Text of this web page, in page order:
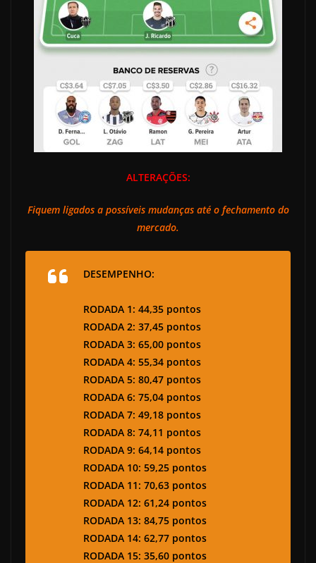
ALTERAÇÕES:
Fiquem ligados a possíveis mudanças até o fechamento do
mercado.
DESEMPENHO:
RODADA 1: 44,35 pontos
RODADA 2: 37,45 pontos
RODADA 3: 65,00 pontos
RODADA 4: 55,34 pontos
RODADA 5: 80,47 pontos
RODADA 6: 75,04 pontos
RODADA 7: 49,18 pontos
RODADA 8: 74,11 pontos
RODADA 9: 64,14 pontos
RODADA 10: 59,25 pontos
RODADA 11: 70,63 pontos
RODADA 12: 61,24 pontos
RODADA 13: 84,75 pontos
RODADA 14: 62,77 pontos
RODADA 15: 35,60 pontos